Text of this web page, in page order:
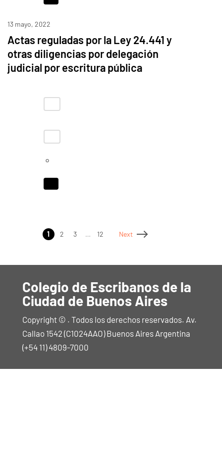
13 mayo, 2022
Actas reguladas por la Ley 24.441 y
otras diligencias por delegación
judicial por escritura pública
1 2 3 … 12 Next
Colegio de Escribanos de la
Ciudad de Buenos Aires
Copyright © . Todos los derechos reservados. Av.
Callao 1542 (C1024AAO) Buenos Aires Argentina
(+54 11) 4809-7000